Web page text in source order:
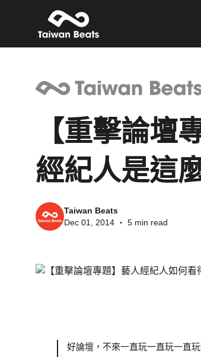
【重擊論壇
經紀人是這
Taiwan Beats
Dec 01, 2014 ・ 5 min read
好論壇，不來一直玩一直玩一直玩